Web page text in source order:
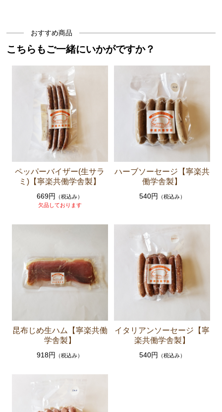
おすすめ商品
こちらもご一緒にいかがですか？
ペッパーバイザー(生サラ
ミ)【寧楽共働学舎製】
669円
（税込み）
欠品しております
ハーブソーセージ【寧楽共
働学舎製】
540円 （税込み）
昆布じめ生ハム【寧楽共働
学舎製】
918円 （税込み）
イタリアンソーセージ【寧
楽共働学舎製】
540円 （税込み）